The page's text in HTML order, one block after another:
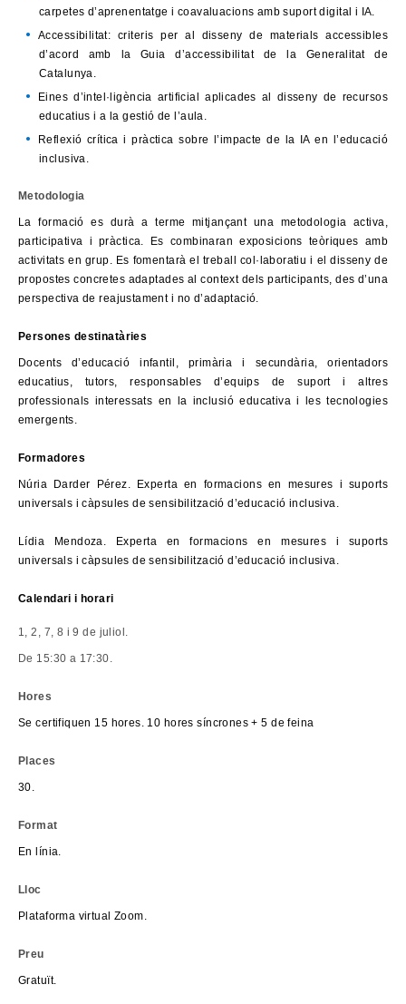
carpetes d’aprenentatge i coavaluacions amb suport digital i IA.
Accessibilitat: criteris per al disseny de materials accessibles
d’acord amb la Guia d’accessibilitat de la Generalitat de
Catalunya.
Eines d’intel·ligència artificial aplicades al disseny de recursos
educatius i a la gestió de l’aula.
Reflexió crítica i pràctica sobre l’impacte de la IA en l’educació
inclusiva.
Metodologia
La formació es durà a terme mitjançant una metodologia activa,
participativa i pràctica. Es combinaran exposicions teòriques amb
activitats en grup. Es fomentarà el treball col·laboratiu i el disseny de
propostes concretes adaptades al context dels participants, des d’una
perspectiva de reajustament i no d’adaptació.
Persones destinatàries
Docents d’educació infantil, primària i secundària, orientadors
educatius, tutors, responsables d’equips de suport i altres
professionals interessats en la inclusió educativa i les tecnologies
emergents.
Formadores
Núria Darder Pérez. Experta en formacions en mesures i suports
universals i càpsules de sensibilització d’educació inclusiva.
Lídia Mendoza. Experta en formacions en mesures i suports
universals i càpsules de sensibilització d’educació inclusiva.
Calendari i horari
1, 2, 7, 8 i 9 de juliol.
De 15:30 a 17:30.
Hores
Se certifiquen 15 hores. 10 hores síncrones + 5 de feina
Places
30.
Format
En línia.
Lloc
Plataforma virtual Zoom.
Preu
Gratuït.